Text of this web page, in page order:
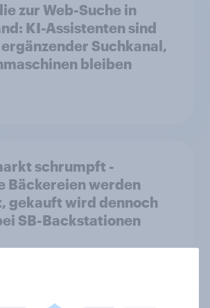
zur Web-Suche in
KI-Assistenten sind
Suchkanal,
bleiben
schrumpft -
Bäckereien werden
gekauft wird dennoch
SB-Backstationen
für Temu & Co.: Jeder